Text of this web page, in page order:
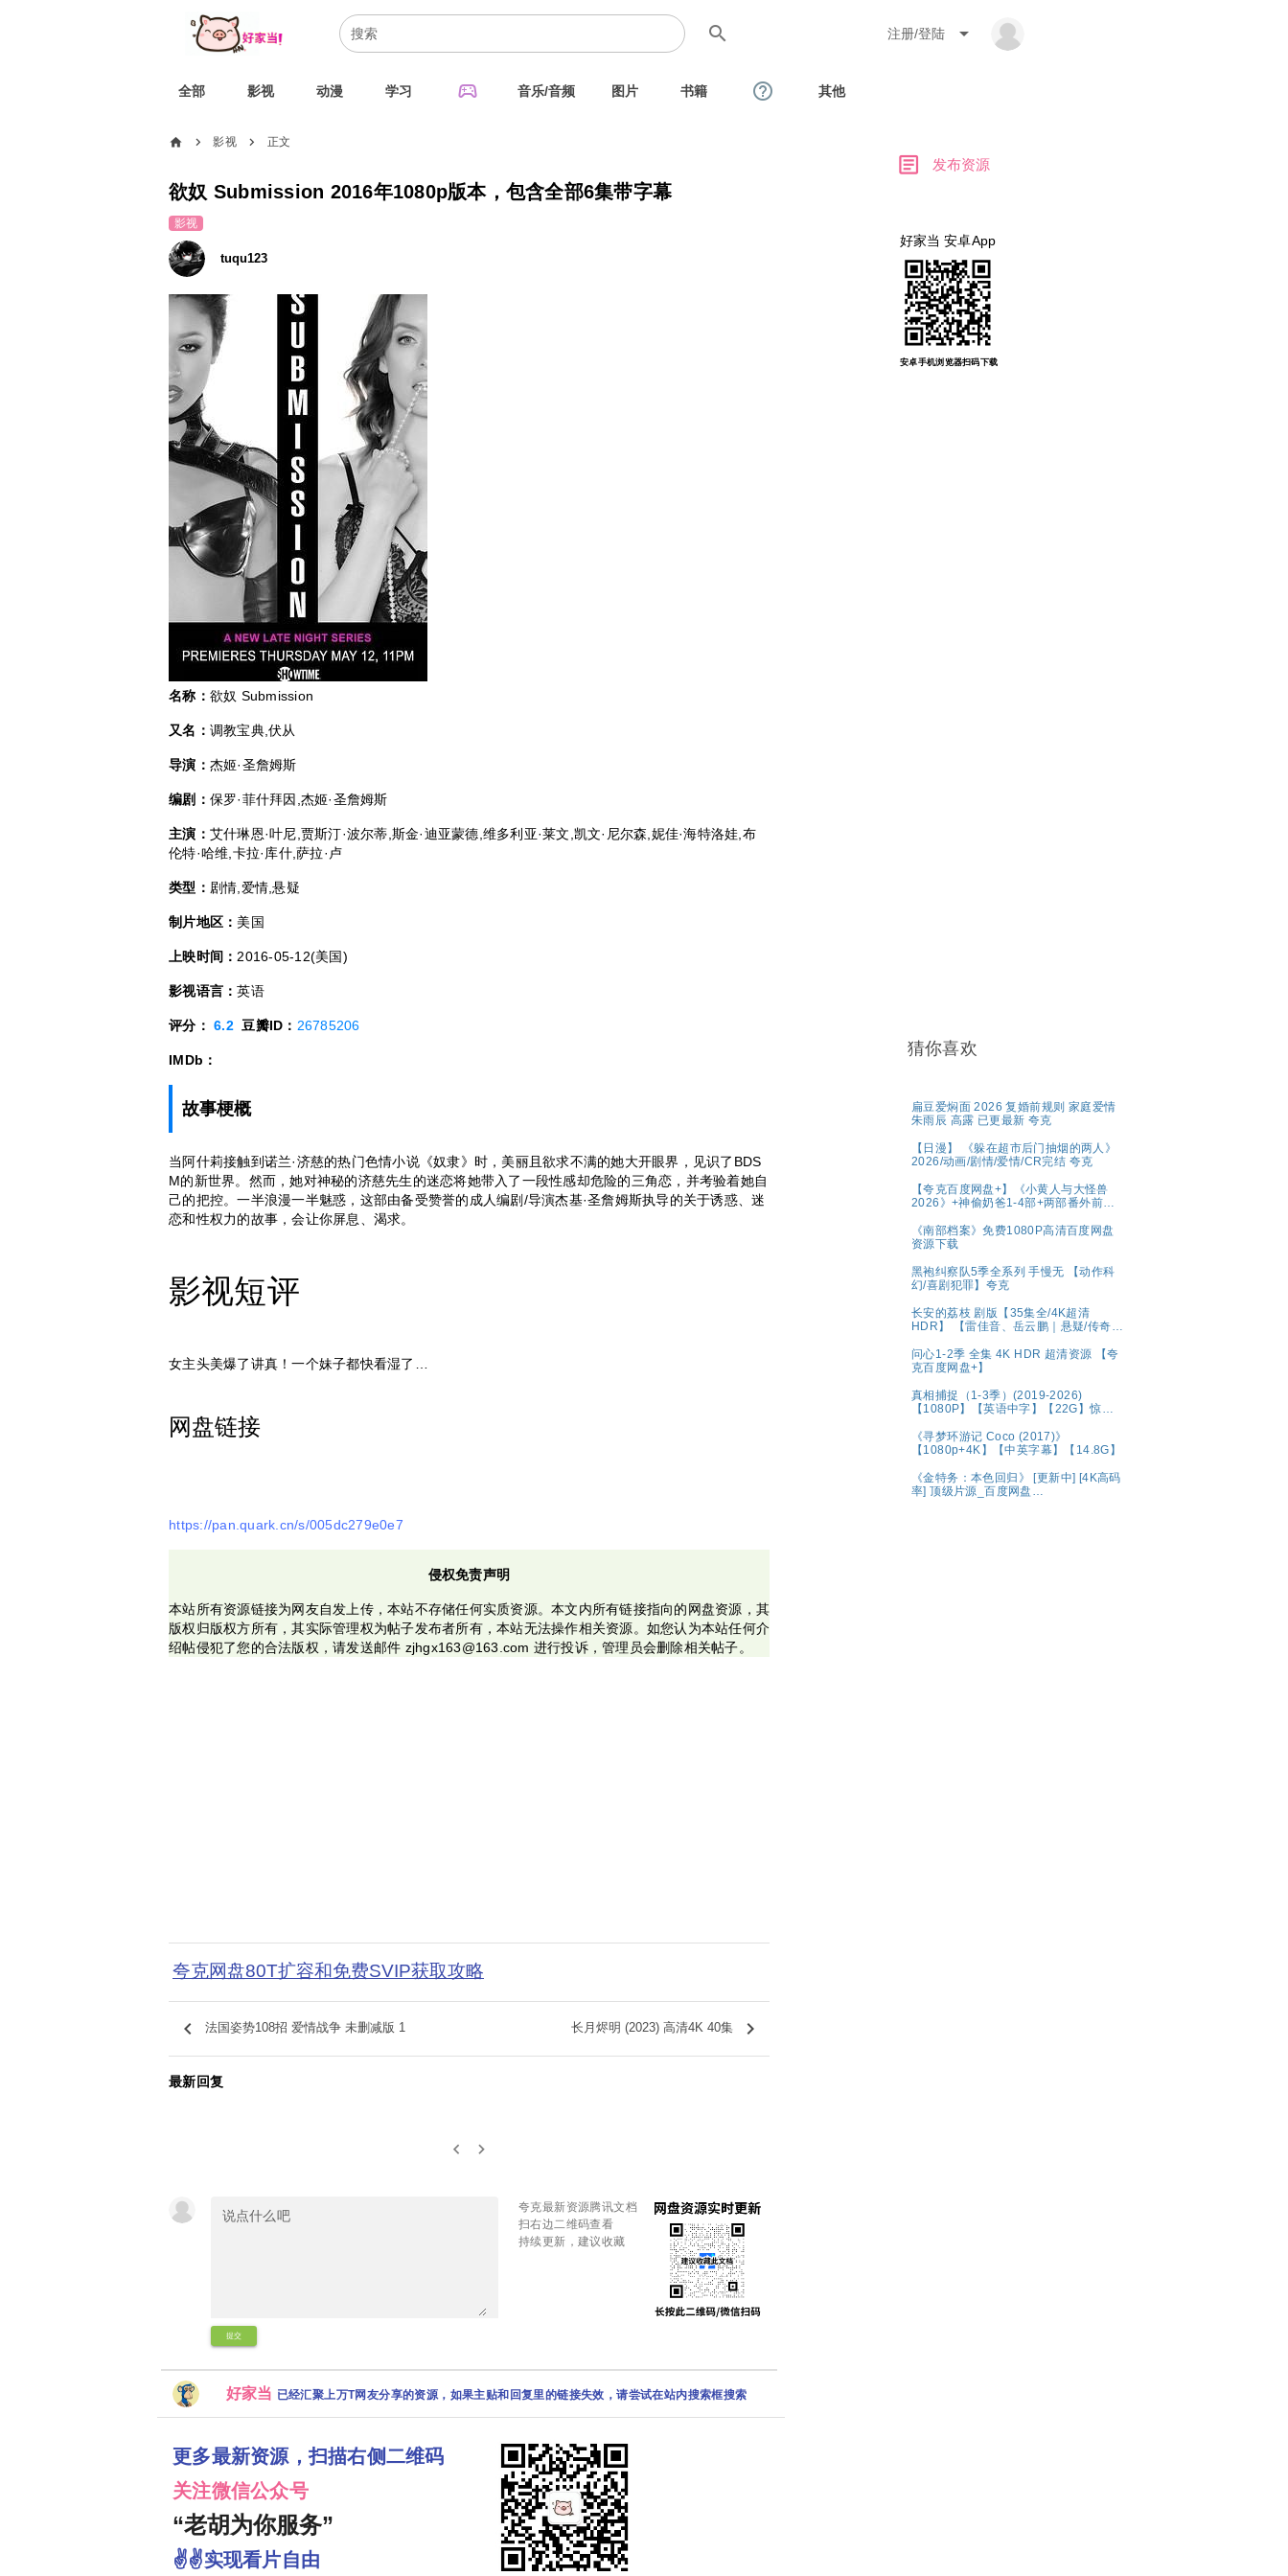
search 注册/登陆 arrow_drop_down
全部 影视 动漫 学习 sports_esports 音乐/音频 图片 书籍 help_outline 其他
home chevron_right 影视 chevron_right 正文
欲奴 Submission 2016年1080p版本，包含全部6集带字幕
影视
tuqu123
名称： 欲奴 Submission
又名： 调教宝典,伏从
导演： 杰姬·圣詹姆斯
编剧： 保罗·菲什拜因,杰姬·圣詹姆斯
主演： 艾什琳恩·叶尼,贾斯汀·波尔蒂,斯金·迪亚蒙德,维多利亚·莱文,凯文·尼尔森,妮佳·海特洛娃,布
伦特·哈维,卡拉·库什,萨拉·卢
类型： 剧情,爱情,悬疑
制片地区： 美国
上映时间： 2016-05-12(美国)
影视语言：英语
评分： 6.2 豆瓣ID： 26785206
IMDb：
故事梗概
当阿什莉接触到诺兰·济慈的热门色情小说《奴隶》时，美丽且欲求不满的她大开眼界，见识了BDS
M的新世界。然而，她对神秘的济慈先生的迷恋将她带入了一段性感却危险的三角恋，并考验着她自
己的把控。一半浪漫一半魅惑，这部由备受赞誉的成人编剧/导演杰基·圣詹姆斯执导的关于诱惑、迷
恋和性权力的故事，会让你屏息、渴求。
影视短评
女主头美爆了讲真！一个妹子都快看湿了…
网盘链接
https://pan.quark.cn/s/005dc279e0e7
侵权免责声明
本站所有资源链接为网友自发上传，本站不存储任何实质资源。本文内所有链接指向的网盘资源，其
版权归版权方所有，其实际管理权为帖子发布者所有，本站无法操作相关资源。如您认为本站任何介
绍帖侵犯了您的合法版权，请发送邮件 zjhgx163@163.com 进行投诉，管理员会删除相关帖子。
夸克网盘80T扩容和免费SVIP获取攻略
keyboard_arrow_left 法国姿势108招 爱情战争 未删减版 1 长月烬明 (2023) 高清4K 40集 keyboard_arrow_right
最新回复
keyboard_arrow_left keyboard_arrow_right
提交
夸克最新资源腾讯文档
扫右边二维码查看
持续更新，建议收藏
好家当 已经汇聚上万T网友分享的资源，如果主贴和回复里的链接失效，请尝试在站内搜索框搜索
更多最新资源，扫描右侧二维码
关注微信公众号
“老胡为你服务”
✌✌实现看片自由
article 发布资源
好家当 安卓App
安卓手机浏览器扫码下载
猜你喜欢
扁豆爱焖面 2026 复婚前规则 家庭爱情
朱雨辰 高露 已更最新 夸克
【日漫】 《躲在超市后门抽烟的两人》
2026/动画/剧情/爱情/CR完结 夸克
【夸克百度网盘+】《小黄人与大怪兽
2026》+神偷奶爸1-4部+两部番外前传
《南部档案》免费1080P高清百度网盘
资源下载
黑袍纠察队5季全系列 手慢无 【动作科
幻/喜剧犯罪】夸克
长安的荔枝 剧版【35集全/4K超清
HDR】 【雷佳音、岳云鹏｜悬疑/传奇】
问心1-2季 全集 4K HDR 超清资源 【夸
克百度网盘+】
真相捕捉（1-3季）(2019-2026)
【1080P】【英语中字】【22G】惊悚
《寻梦环游记 Coco (2017)》
【1080p+4K】【中英字幕】【14.8G】
《金特务：本色回归》 [更新中] [4K高码
率] 顶级片源_百度网盘